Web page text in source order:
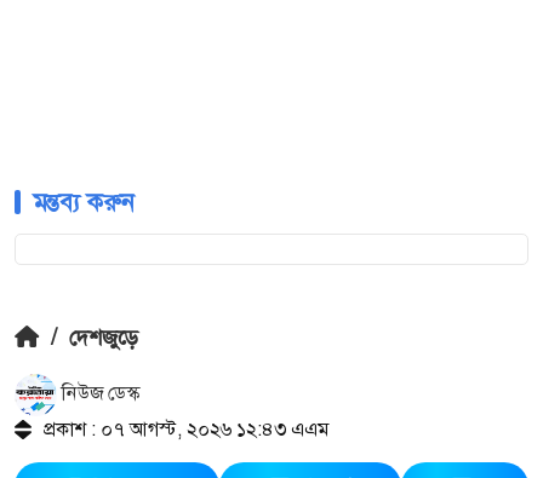
মন্তব্য করুন
/ দেশজুড়ে
নিউজ ডেস্ক
প্রকাশ : ০৭ আগস্ট, ২০২৬ ১২:৪৩ এএম